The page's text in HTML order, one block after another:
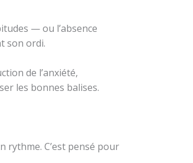
— ou l’absence
son ordi.
de l’anxiété,
les bonnes balises.
rythme. C’est pensé pour